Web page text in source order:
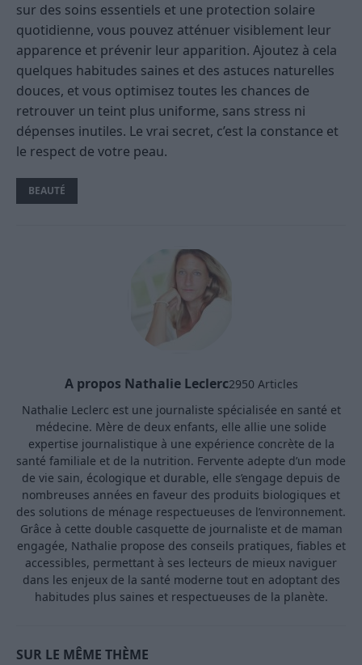
sur des soins essentiels et une protection solaire
quotidienne, vous pouvez atténuer visiblement leur
apparence et prévenir leur apparition. Ajoutez à cela
quelques habitudes saines et des astuces naturelles
douces, et vous optimisez toutes les chances de
retrouver un teint plus uniforme, sans stress ni
dépenses inutiles. Le vrai secret, c’est la constance et
le respect de votre peau.
BEAUTÉ
A propos Nathalie Leclerc2950 Articles
Nathalie Leclerc est une journaliste spécialisée en santé et
médecine. Mère de deux enfants, elle allie une solide
expertise journalistique à une expérience concrète de la
santé familiale et de la nutrition. Fervente adepte d’un mode
de vie sain, écologique et durable, elle s’engage depuis de
nombreuses années en faveur des produits biologiques et
des solutions de ménage respectueuses de l’environnement.
Grâce à cette double casquette de journaliste et de maman
engagée, Nathalie propose des conseils pratiques, fiables et
accessibles, permettant à ses lecteurs de mieux naviguer
dans les enjeux de la santé moderne tout en adoptant des
habitudes plus saines et respectueuses de la planète.
SUR LE MÊME THÈME